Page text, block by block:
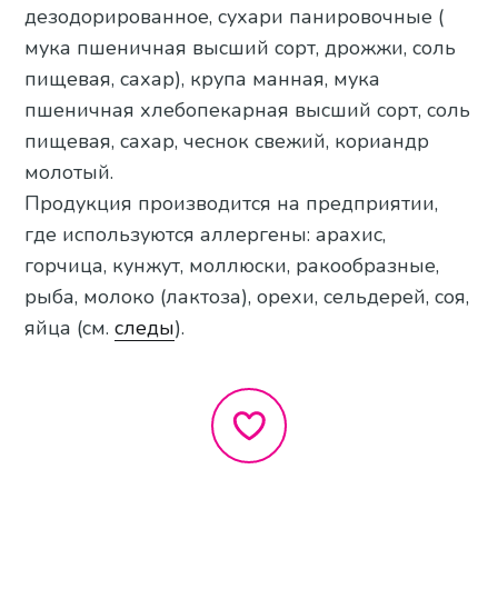
дезодорированное, сухари панировочные (
мука пшеничная высший сорт, дрожжи, соль
пищевая, сахар), крупа манная, мука
пшеничная хлебопекарная высший сорт, соль
пищевая, сахар, чеснок свежий, кориандр
молотый.
Продукция производится на предприятии,
где используются аллергены: арахис,
горчица, кунжут, моллюски, ракообразные,
рыба, молоко (лактоза), орехи, сельдерей, соя,
яйца (см.следы).